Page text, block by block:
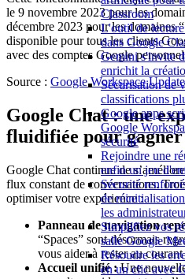
Classroom
L'outil de
dans Google
Gemini s'invite
enrichit la
Sécurisation de
classifications
Google apps
Google
sécurité
Rejoindre une
enfin un jeu
Sécurité
de
les
Simplifiez vos
salle Google
Résoudre les
en un clic avec
le 9 novembre 2023 pour les
décembre 2023 pour les domaines
disponible pour tous les clients
avec des comptes Google
Source : Google Workspace
Google Chat : une
fluidifiée pour gagner
Google Chat continue de
flux constant de conversations.
optimiser votre expérience :
Panneau de navigation
“Spaces” sont désormais
vous aider à rester au
Accueil unifié :Une